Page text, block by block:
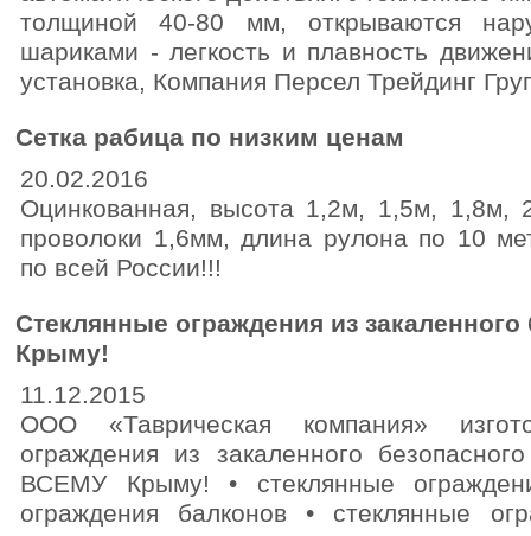
толщиной 40-80 мм, открываются
шариками - легкость и плавность
установка, Компания Персел Трейдинг
Сетка рабица по низким ценам
20.02.2016
Оцинкованная, высота 1,2м, 1,5м, 1,8м,
проволоки 1,6мм, длина рулона по 10
по всей России!!!
Стеклянные ограждения из закаленного
Крыму!
11.12.2015
ООО «Таврическая компания»
ограждения из закаленного
ВСЕМУ Крыму! • стеклянные
ограждения балконов • стеклянные